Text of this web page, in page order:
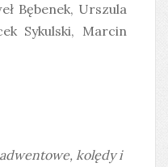
Bębenek, Urszula
Sykulski, Marcin
kolędy i